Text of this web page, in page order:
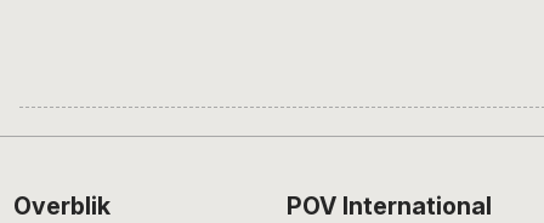
Overblik POV International